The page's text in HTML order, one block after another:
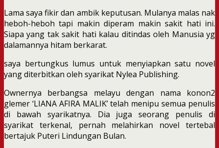
Lama saya fikir dan ambik keputusan. Mulanya malas nak
heboh-heboh tapi makin diperam makin sakit hati ini.
Siapa yang tak sakit hati kalau ditindas oleh Manusia yg
dalamannya hitam berkarat.
saya bertungkus lumus untuk menyiapkan satu novel
yang diterbitkan oleh syarikat Nylea Publishing.
Ownernya berbangsa melayu dengan nama konon2
glemer ‘LIANA AFIRA MALIK’ telah menipu semua penulis
di bawah syarikatnya. Dia juga seorang penulis di
syarikat terkenal, pernah melahirkan novel tertebal
bertajuk Puteri Lindungan Bulan.